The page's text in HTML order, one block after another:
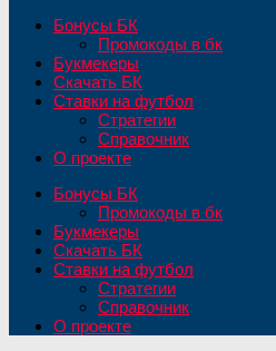
Бонусы БК
Промокоды в бк
Букмекеры
Скачать БК
Ставки на футбол
Стратегии
Справочник
О проекте
Бонусы БК
Промокоды в бк
Букмекеры
Скачать БК
Ставки на футбол
Стратегии
Справочник
О проекте